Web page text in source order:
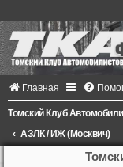
Главная
Томский Клуб
АЗЛК / ИЖ (Москвич)